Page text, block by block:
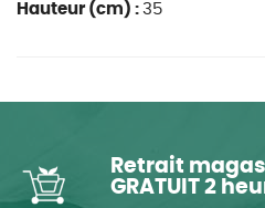
Hauteur (cm) : 35
Retrait
GRATUIT 2